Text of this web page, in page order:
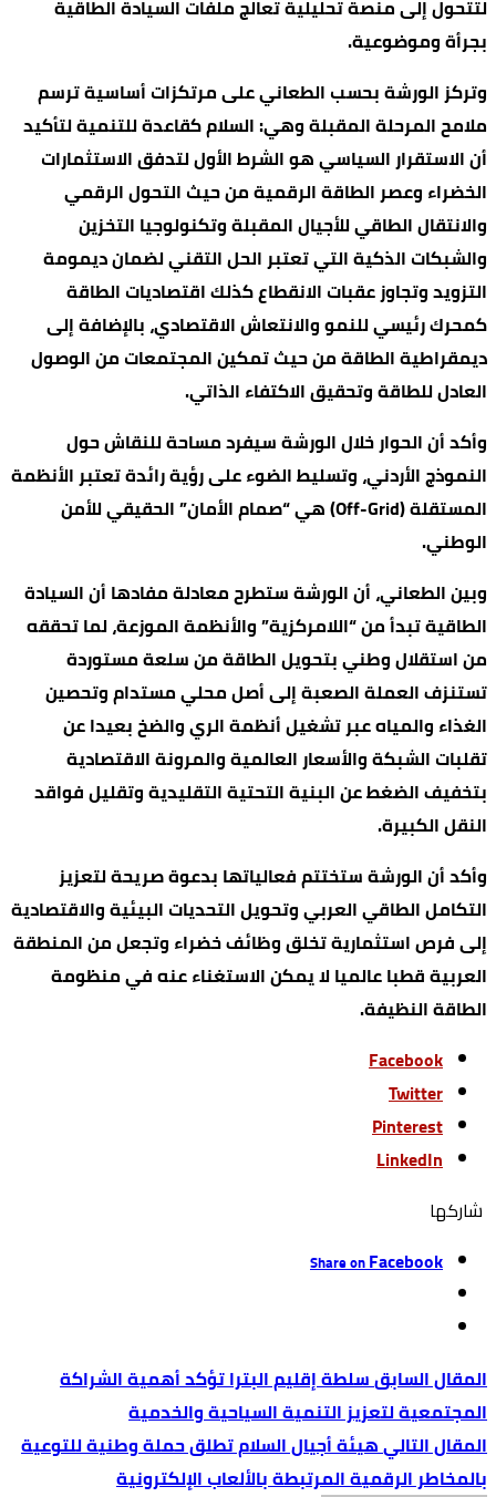
لتتحول إلى منصة تحليلية تعالج ملفات السيادة الطاقية
بجرأة وموضوعية.
وتركز الورشة بحسب الطعاني على مرتكزات أساسية ترسم
ملامح المرحلة المقبلة وهي: السلام كقاعدة للتنمية لتأكيد
أن الاستقرار السياسي هو الشرط الأول لتدفق الاستثمارات
الخضراء وعصر الطاقة الرقمية من حيث التحول الرقمي
والانتقال الطاقي للأجيال المقبلة وتكنولوجيا التخزين
والشبكات الذكية التي تعتبر الحل التقني لضمان ديمومة
التزويد وتجاوز عقبات الانقطاع كذلك اقتصاديات الطاقة
كمحرك رئيسي للنمو والانتعاش الاقتصادي، بالإضافة إلى
ديمقراطية الطاقة من حيث تمكين المجتمعات من الوصول
العادل للطاقة وتحقيق الاكتفاء الذاتي.
وأكد أن الحوار خلال الورشة سيفرد مساحة للنقاش حول
النموذج الأردني، وتسليط الضوء على رؤية رائدة تعتبر الأنظمة
المستقلة (Off-Grid) هي “صمام الأمان” الحقيقي للأمن
الوطني.
وبين الطعاني، أن الورشة ستطرح معادلة مفادها أن السيادة
الطاقية تبدأ من “اللامركزية” والأنظمة الموزعة، لما تحققه
من استقلال وطني بتحويل الطاقة من سلعة مستوردة
تستنزف العملة الصعبة إلى أصل محلي مستدام وتحصين
الغذاء والمياه عبر تشغيل أنظمة الري والضخ بعيدا عن
تقلبات الشبكة والأسعار العالمية والمرونة الاقتصادية
بتخفيف الضغط عن البنية التحتية التقليدية وتقليل فواقد
النقل الكبيرة.
وأكد أن الورشة ستختتم فعالياتها بدعوة صريحة لتعزيز
التكامل الطاقي العربي وتحويل التحديات البيئية والاقتصادية
إلى فرص استثمارية تخلق وظائف خضراء وتجعل من المنطقة
العربية قطبا عالميا لا يمكن الاستغناء عنه في منظومة
الطاقة النظيفة.
Facebook
Twitter
Pinterest
LinkedIn
‫‫ شاركها‬
Share onFacebook
سلطة إقليم البترا تؤكد أهمية الشراكة
المجتمعية لتعزيز التنمية السياحية والخدمية
هيئة أجيال السلام تطلق حملة وطنية للتوعية
بالمخاطر الرقمية المرتبطة بالألعاب الإلكترونية